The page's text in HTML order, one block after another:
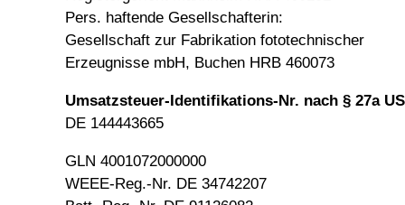
Pers. haftende Gesellschafterin:
Gesellschaft zur Fabrikation fototechnischer
Erzeugnisse mbH, Buchen HRB 460073
Umsatzsteuer-Identifikations-Nr. nach § 27a
DE 144443665
GLN 4001072000000
WEEE-Reg.-Nr. DE 34742207